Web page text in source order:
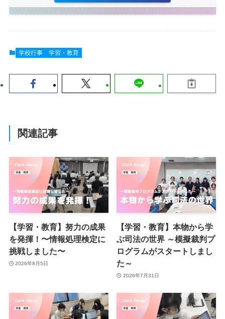
学校行事 学習・教育
関連記事
【学習・教育】努力の成果
を発揮！〜情報処理検定に
挑戦しました〜
2026年8月5日
【学習・教育】本物から学
ぶ司法の世界 ～模擬裁判プ
ログラムがスタートしまし
た～
2026年7月31日